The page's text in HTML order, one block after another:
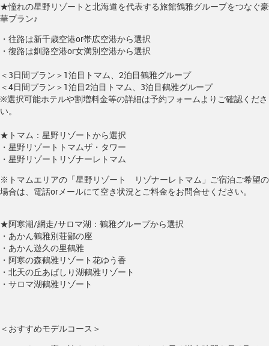
★憧れの星野リゾートと北海道を代表する旅館鶴雅グループをつなぐ豪
華プラン♪
・往路は新千歳空港or帯広空港から選択
・復路は釧路空港or女満別空港から選択
＜3日間プラン＞1泊目トマム、2泊目鶴雅グループ
＜4日間プラン＞1泊目2泊目トマム、3泊目鶴雅グループ
※選択可能ホテルや割増料金等の詳細は予約フォームよりご確認くださ
い。
★トマム：星野リゾートから選択
・星野リゾートトマムザ・タワー
・星野リゾートリゾナーレトマム
※トマムエリアの「星野リゾート リゾナーレトマム」ご宿泊ご希望の
場合は、電話orメールにて空き状況とご料金をお問合せください。
★阿寒湖/網走/サロマ湖：鶴雅グループから選択
・あかん鶴雅別荘鄙の座
・あかん遊久の里鶴雅
・阿寒の森鶴雅リゾート花ゆう香
・北天の丘あばしり湖鶴雅リゾート
・サロマ湖鶴雅リゾート
＜おすすめモデルコース＞